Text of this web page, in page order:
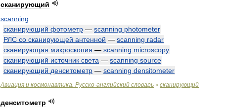
сканирующий
scanning
сканирующий фотометр — scanning photometer
РЛС со сканирующей антенной — scanning radar
сканирующая микроскопия — scanning microscopy
сканирующий источник света — scanning source
сканирующий денситометр — scanning densitometer
Авиация и космонавтика. Русско-английский словарь > сканирующий
денситометр